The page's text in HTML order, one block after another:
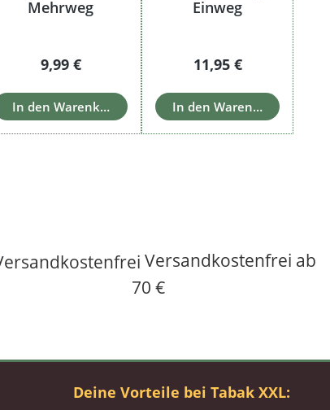
Mehrweg
Regulärer Preis:
9,99 €
In den Warenkorb
Einweg
Regulärer Preis:
11,95 €
In den Warenkorb
Versandkostenfrei ab
70 €
Deine Vorteile bei Tabak XXL: